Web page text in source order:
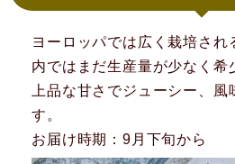
ヨーロッパでは広く栽培され
内ではまだ生産量が少なく希
上品な甘さでジューシー、
す。
お届け時期：9月下旬から